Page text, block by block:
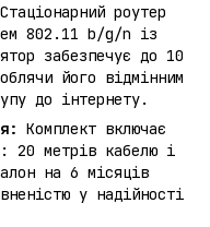
Стаціонарний роутер
802.11 b/g/n із
забезпечує до 10
його відмінним
до інтернету.
Комплект включає
20 метрів кабелю і
на 6 місяців
у надійності